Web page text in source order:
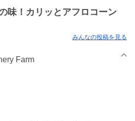
味！カリッとアフロコーン
みんなの投稿を見る
Farm